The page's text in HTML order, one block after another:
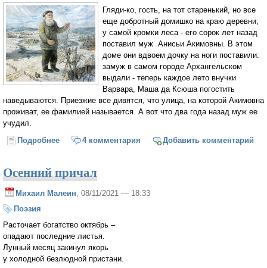
Гляди-ко, гость, на тот старенький, но все
еще добротный домишко на краю деревни,
у самой кромки леса - его сорок лет назад
поставил муж Анисьи Акимовны. В этом
доме они вдвоем дочку на ноги поставили:
замуж в самом городе Архангельском
выдали - теперь каждое лето внучки
Варвара, Маша да Ксюша погостить
наведываются. Приезжие все дивятся, что улица, на которой Акимовна
проживат, ее фамилией называется. А вот что два года назад муж ее
учудил.
Подробнее о ПРО БЕССМЕРТИЕ
4 комментария Добавить комментарий
Осенний причал
Михаил Малеин , 08/11/2021 — 18:33
Поэзия
Расточает богатство октябрь –
опадают последние листья.
Лунный месяц закинул якорь
у холодной безлюдной пристани.